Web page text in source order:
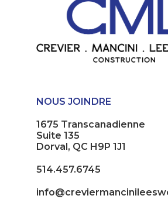
NOUS JOINDRE
1675 Transcanadienne
Suite 135
Dorval, QC H9P 1J1
514.457.6745